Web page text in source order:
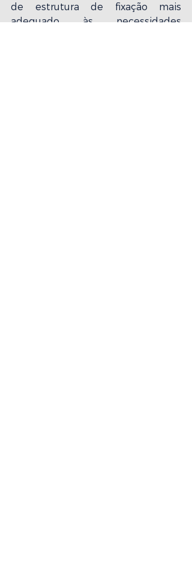
de estrutura de fixação mais
adequado às necessidades